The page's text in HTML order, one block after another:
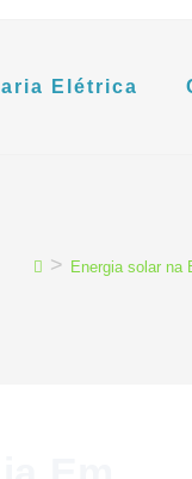
Elétrica
> Energia solar na